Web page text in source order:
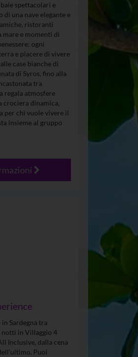
spettacolari e
una nave elegante e
ristoranti
e momenti di
ogni
e piacere di vivere
case bianche di
di Syros, fino alla
tra
regala atmosfere
crociera dinamica,
per chi vuole vivere il
insieme al gruppo
Sardegna tra
notti in Villaggio 4
Inclusive, dalla cena
Puoi